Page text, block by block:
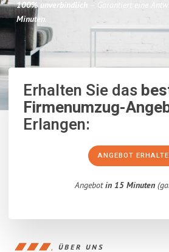
100% unverbindlich – Garantiert eine
Minuten.
Erhalten Sie das
Firmenumzug-
Erlangen:
ANGEBOT
Angebotin 15 Minuten
ÜBER UNS